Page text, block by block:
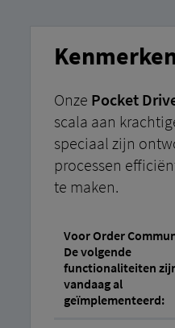
Onze Pocket
scala aan
speciaal zijn
processen
te maken.
Voor Order
De volgende
functionaliteiten
vandaag al
geïmplementeerd: